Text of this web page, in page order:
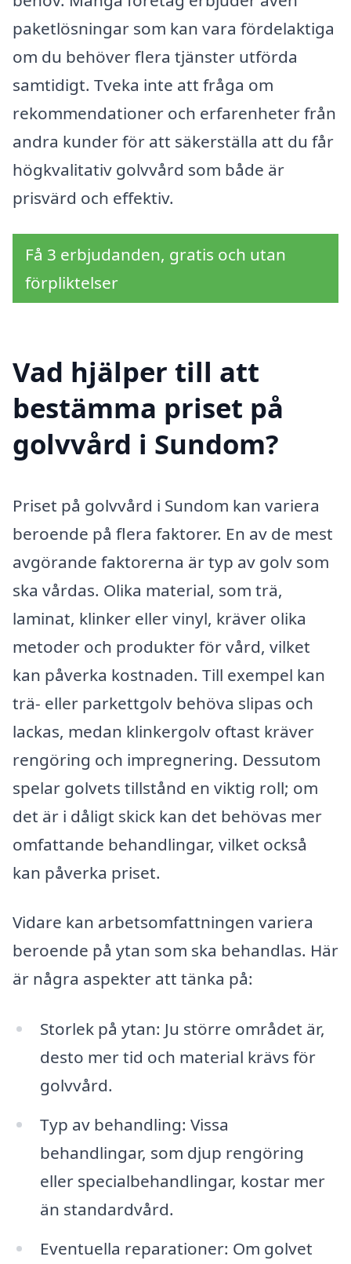
paketlösningar som kan vara fördelaktiga
om du behöver flera tjänster utförda
samtidigt. Tveka inte att fråga om
rekommendationer och erfarenheter från
andra kunder för att säkerställa att du får
högkvalitativ golvvård som både är
prisvärd och effektiv.
Få 3 erbjudanden, gratis och utan
förpliktelser
Vad hjälper till att
bestämma priset på
golvvård i Sundom?
Priset på golvvård i Sundom kan variera
beroende på flera faktorer. En av de mest
avgörande faktorerna är typ av golv som
ska vårdas. Olika material, som trä,
laminat, klinker eller vinyl, kräver olika
metoder och produkter för vård, vilket
kan påverka kostnaden. Till exempel kan
trä- eller parkettgolv behöva slipas och
lackas, medan klinkergolv oftast kräver
rengöring och impregnering. Dessutom
spelar golvets tillstånd en viktig roll; om
det är i dåligt skick kan det behövas mer
omfattande behandlingar, vilket också
kan påverka priset.
Vidare kan arbetsomfattningen variera
beroende på ytan som ska behandlas. Här
är några aspekter att tänka på:
Storlek på ytan: Ju större området är,
desto mer tid och material krävs för
golvvård.
Typ av behandling: Vissa
behandlingar, som djup rengöring
eller specialbehandlingar, kostar mer
än standardvård.
Eventuella reparationer: Om golvet